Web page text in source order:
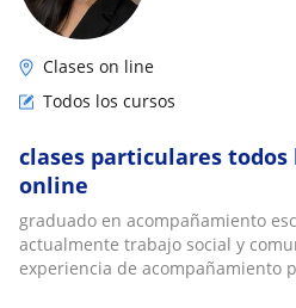
Clases on line
Todos los cursos
clases particulares todos
online
graduado en acompañamiento
actualmente trabajo social y
experiencia de acompañamiento